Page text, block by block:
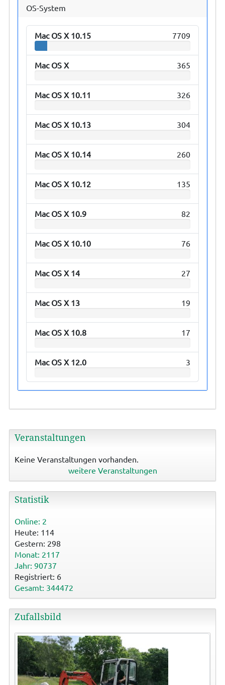
OS-System
Mac OS X 10.15 7709
Mac OS X 365
Mac OS X 10.11 326
Mac OS X 10.13 304
Mac OS X 10.14 260
Mac OS X 10.12 135
Mac OS X 10.9 82
Mac OS X 10.10 76
Mac OS X 14 27
Mac OS X 13 19
Mac OS X 10.8 17
Mac OS X 12.0 3
Veranstaltungen
Keine Veranstaltungen vorhanden.
weitere Veranstaltungen
Statistik
Online: 2
Heute: 114
Gestern: 298
Monat: 2117
Jahr: 90737
Registriert: 6
Gesamt: 344472
Zufallsbild